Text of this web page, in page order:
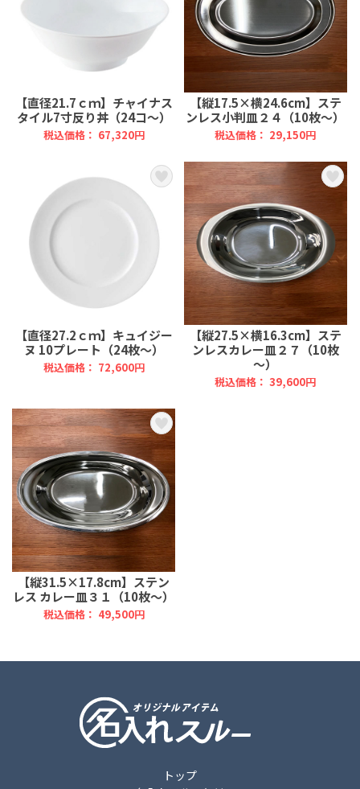
【直径21.7ｃｍ】チャイナス
タイル7寸反り丼（24コ～）
税込価格： 67,320円
【縦17.5×横24.6cm】ステ
ンレス小判皿２４（10枚～）
税込価格： 29,150円
【直径27.2ｃｍ】キュイジー
ヌ 10プレート（24枚～）
税込価格： 72,600円
【縦27.5×横16.3cm】ステ
ンレスカレー皿２７（10枚
～）
税込価格： 39,600円
【縦31.5×17.8cm】ステン
レス カレー皿３１（10枚～）
税込価格： 49,500円
トップ